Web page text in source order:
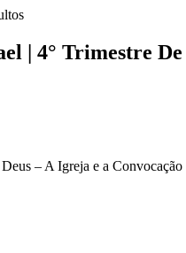
| 4° Trimestre
– A Igreja e a